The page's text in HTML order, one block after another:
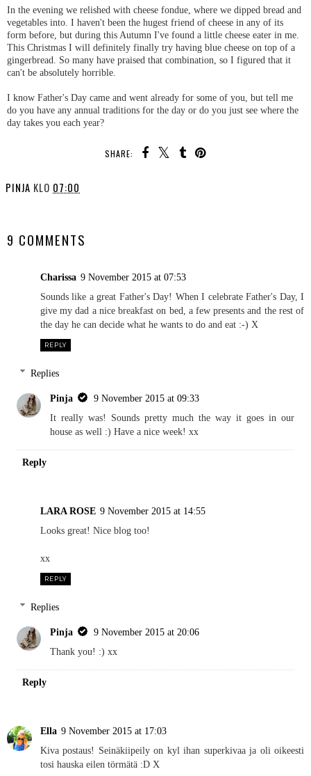
In the evening we relished with cheese fondue, where we dipped bread and
vegetables into. I haven't been the hugest friend of cheese in any of its
form before, but during this Autumn I've found a little cheese eater in me.
This Christmas I will definitely finally try having blue cheese on top of a
gingerbread. So many have praised that combination, so I figured that it
can't be absolutely horrible.
I know Father's Day came and went already for some of you, but tell me
do you have any annual traditions for the day or do you just see where the
day takes you each year?
SHARE:
PINJA KLO 07:00
9 COMMENTS
Charissa 9 November 2015 at 07:53
Sounds like a great Father's Day! When I celebrate Father's Day, I
give my dad a nice breakfast on bed, a few presents and the rest of
the day he can decide what he wants to do and eat :-) X
REPLY
Replies
Pinja
9 November 2015 at 09:33
It really was! Sounds pretty much the way it goes in our
house as well :) Have a nice week! xx
Reply
LARA ROSE 9 November 2015 at 14:55
Looks great! Nice blog too!
xx
REPLY
Replies
Pinja
9 November 2015 at 20:06
Thank you! :) xx
Reply
Ella 9 November 2015 at 17:03
Kiva postaus! Seinäkiipeily on kyl ihan superkivaa ja oli oikeesti
tosi hauska eilen törmätä :D X